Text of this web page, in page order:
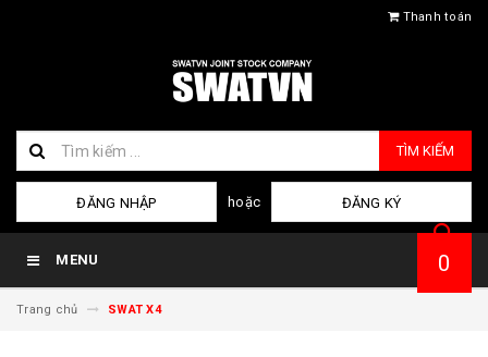
Thanh toán
TÌM KIẾM
ĐĂNG NHẬP hoặc ĐĂNG KÝ
MENU 0
Trang chủ SWAT X4